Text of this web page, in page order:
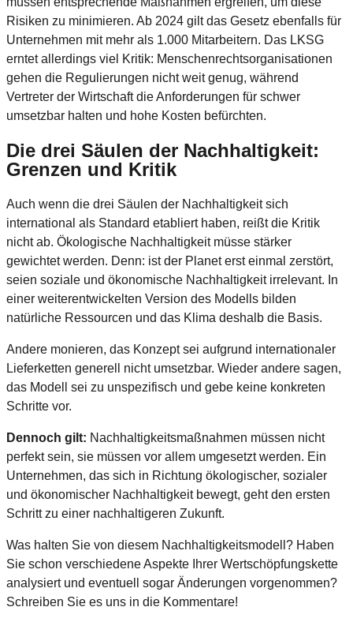
Risiken zu minimieren. Ab 2024 gilt das Gesetz ebenfalls für
Unternehmen mit mehr als 1.000 Mitarbeitern. Das LKSG
erntet allerdings viel Kritik: Menschenrechtsorganisationen
gehen die Regulierungen nicht weit genug, während
Vertreter der Wirtschaft die Anforderungen für schwer
umsetzbar halten und hohe Kosten befürchten.
Die drei Säulen der Nachhaltigkeit:
Grenzen und Kritik
Auch wenn die drei Säulen der Nachhaltigkeit sich
international als Standard etabliert haben, reißt die Kritik
nicht ab. Ökologische Nachhaltigkeit müsse stärker
gewichtet werden. Denn: ist der Planet erst einmal zerstört,
seien soziale und ökonomische Nachhaltigkeit irrelevant. In
einer weiterentwickelten Version des Modells bilden
natürliche Ressourcen und das Klima deshalb die Basis.
Andere monieren, das Konzept sei aufgrund internationaler
Lieferketten generell nicht umsetzbar. Wieder andere sagen,
das Modell sei zu unspezifisch und gebe keine konkreten
Schritte vor.
Dennoch gilt: Nachhaltigkeitsmaßnahmen müssen nicht
perfekt sein, sie müssen vor allem umgesetzt werden. Ein
Unternehmen, das sich in Richtung ökologischer, sozialer
und ökonomischer Nachhaltigkeit bewegt, geht den ersten
Schritt zu einer nachhaltigeren Zukunft.
Was halten Sie von diesem Nachhaltigkeitsmodell? Haben
Sie schon verschiedene Aspekte Ihrer Wertschöpfungskette
analysiert und eventuell sogar Änderungen vorgenommen?
Schreiben Sie es uns in die Kommentare!